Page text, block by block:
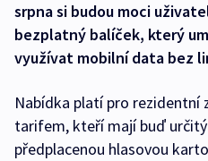
srpna si budou moci
bezplatný balíček, který
využívat mobilní data bez
Nabídka platí pro rezidentní
tarifem, kteří mají buď
předplacenou hlasovou